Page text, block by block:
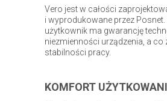
Vero jest w całości
i wyprodukowane przez Posnet.
użytkownik ma gwarancję
niezmienności urządzenia, a co
stabilności pracy.
KOMFORT